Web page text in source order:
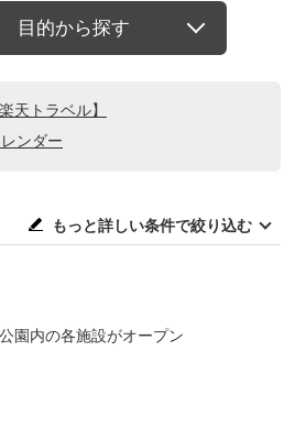
目的から探す
天トラベル】
ンダー
もっと詳しい条件で絞り込む
園内の各施設がオープン